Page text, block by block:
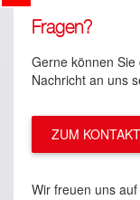
Fragen?
Gerne können
Nachricht an uns
ZUM
Wir freuen uns